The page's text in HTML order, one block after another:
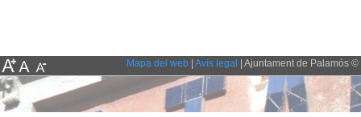
Mapa del web | Avís legal | Ajuntament de Palamós